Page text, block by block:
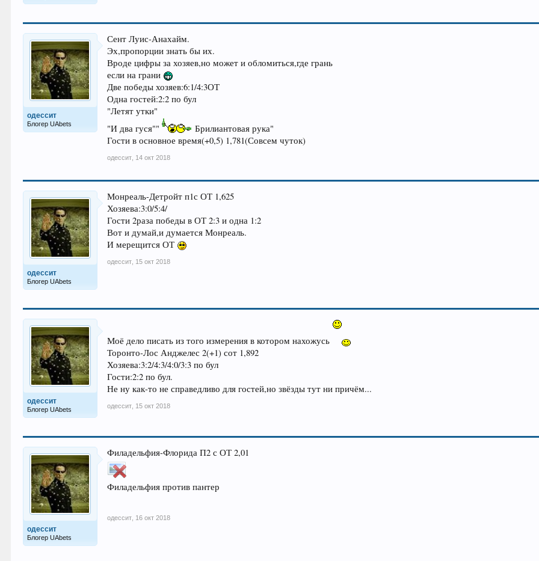
одессит
Блогер UAbets
Сент Луис-Анахайм.
Эх,пропорции знать бы их.
Вроде цифры за хозяев,но может и обломиться,где грань
если на грани
Две победы хозяев:6:1/4:3ОТ
Одна гостей:2:2 по бул
"Летят утки"
"И два гуся""
Брилиантовая рука"
Гости в основное время(+0,5) 1,781(Совсем чуток)
одессит 14 окт 2018
одессит
Блогер UAbets
Монреаль-Детройт п1с ОТ 1,625
Хозяева:3:0/5:4/
Гости 2раза победы в ОТ 2:3 и одна 1:2
Вот и думай,и думается Монреаль.
И мерещится ОТ
одессит 15 окт 2018
одессит
Блогер UAbets
Моё дело писать из того измерения в котором нахожусь
Торонто-Лос Анджелес 2(+1) сот 1,892
Хозяева:3:2/4:3/4:0/3:3 по бул
Гости:2:2 по бул.
Не ну как-то не справедливо для гостей,но звёзды тут ни причём...
одессит 15 окт 2018
одессит
Блогер UAbets
Филадельфия-Флорида П2 с ОТ 2,01
Филадельфия против пантер
одессит 16 окт 2018